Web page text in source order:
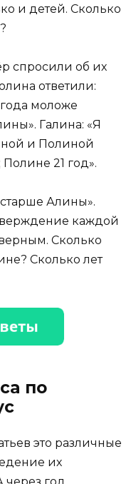
и детей. Сколько
спросили об их
ответили:
моложе
Галина: «Я
и Полиной
Полине 21 год».
старше Алины».
каждой
Сколько
Сколько лет
по
это различные
их